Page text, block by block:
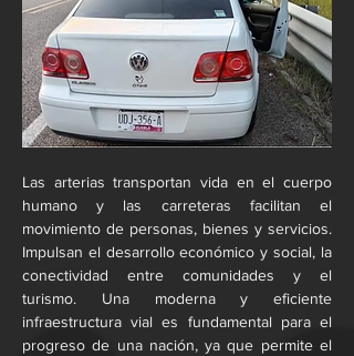
Las arterias transportan vida en el cuerpo
humano y las carreteras facilitan el
movimiento de personas, bienes y servicios.
Impulsan el desarrollo económico y social, la
conectividad entre comunidades y el
turismo. Una moderna y eficiente
infraestructura vial es fundamental para el
progreso de una nación, ya que permite el